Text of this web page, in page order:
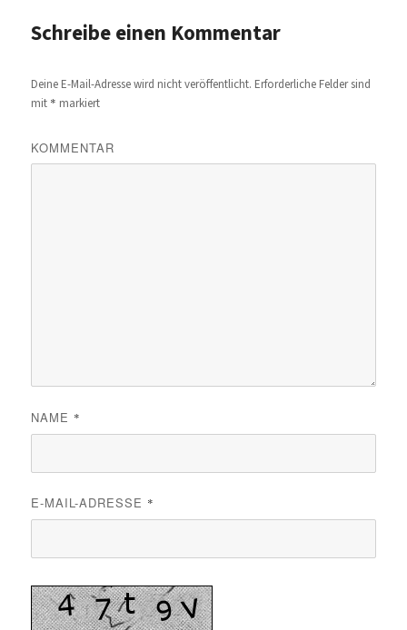
Schreibe einen Kommentar
Deine E-Mail-Adresse wird nicht veröffentlicht. Erforderliche Felder sind
mit * markiert
KOMMENTAR
NAME *
E-MAIL-ADRESSE *